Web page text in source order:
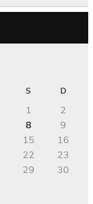
S D
1
2
8
9
15
16
22
23
29
30